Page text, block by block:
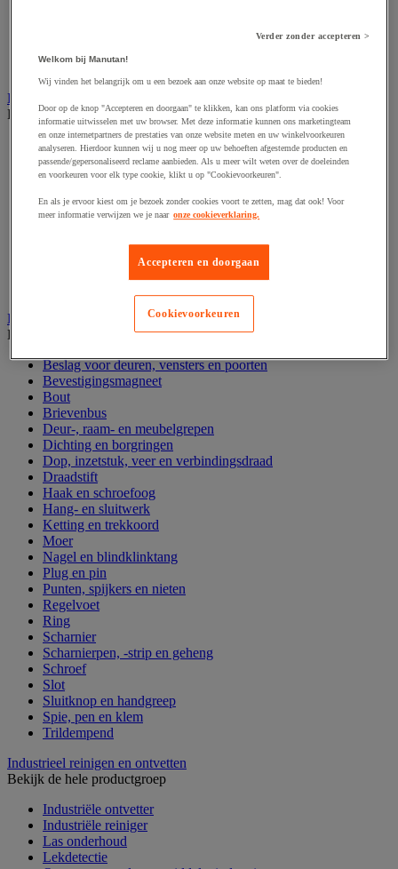
Verrijdbare werktafel
Handgereedschap
Bekijk de hele productgroep
Bankschroef, extractor en klem
Dop en ratel
Gereedschapsset
Momentsleutel en schroevendraaier
Schroevendraaier en schroefbit
Snijmes, schaar en zaag
Hardware
Bekijk de hele productgroep
Beslag voor deuren, vensters en poorten
Bevestigingsmagneet
Bout
Brievenbus
Deur-, raam- en meubelgrepen
Dichting en borgringen
Dop, inzetstuk, veer en verbindingsdraad
Draadstift
Haak en schroefoog
Hang- en sluitwerk
Ketting en trekkoord
Moer
Nagel en blindklinktang
Plug en pin
Punten, spijkers en nieten
Regelvoet
Ring
Scharnier
Scharnierpen, -strip en geheng
Schroef
Slot
Sluitknop en handgreep
Spie, pen en klem
Trildempend
Industrieel reinigen en ontvetten
Bekijk de hele productgroep
Industriële ontvetter
Industriële reiniger
Las onderhoud
Lekdetectie
Verder zonder accepteren >
Welkom bij Manutan!
Wij vinden het belangrijk om u een bezoek aan onze website op maat te bieden!
Door op de knop "Accepteren en doorgaan" te klikken, kan ons platform via cookies
informatie uitwisselen met uw browser. Met deze informatie kunnen ons marketingteam
en onze internetpartners de prestaties van onze website meten en uw winkelvoorkeuren
analyseren. Hierdoor kunnen wij u nog meer op uw behoeften afgestemde producten en
passende/gepersonaliseerd reclame aanbieden. Als u meer wilt weten over de doeleinden
en voorkeuren voor elk type cookie, klikt u op "Cookievoorkeuren".
En als je ervoor kiest om je bezoek zonder cookies voort te zetten, mag dat ook! Voor
meer informatie verwijzen we je naar onze cookieverklaring.
Accepteren en doorgaan
Cookievoorkeuren